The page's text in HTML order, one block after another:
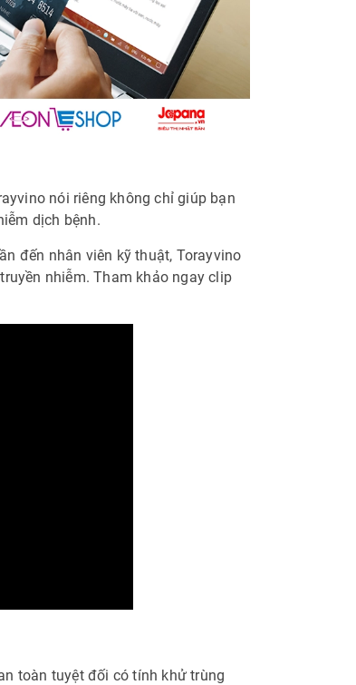
nói riêng không chỉ giúp bạn
dịch bệnh.
đến nhân viên kỹ thuật, Torayvino
nhiễm. Tham khảo ngay clip
toàn tuyệt đối có tính khử trùng